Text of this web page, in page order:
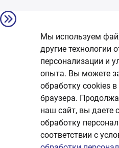
Мы используем
другие технологии
персонализации и
опыта. Вы можете
обработку сookies
браузера.
наш сайт, вы даете
обработку
соответствии с